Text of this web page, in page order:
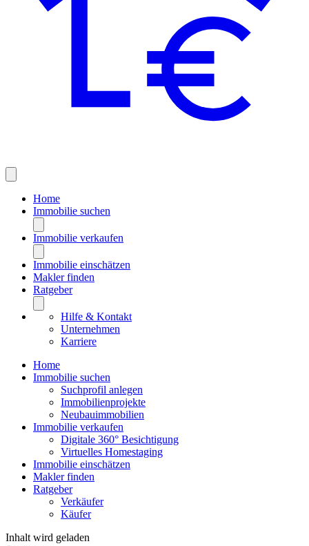
Home
Immobilie suchen
Immobilie verkaufen
Immobilie einschätzen
Makler finden
Ratgeber
Hilfe & Kontakt
Unternehmen
Karriere
Home
Immobilie suchen
Suchprofil anlegen
Immobilienprojekte
Neubauimmobilien
Immobilie verkaufen
Digitale 360° Besichtigung
Virtuelles Homestaging
Immobilie einschätzen
Makler finden
Ratgeber
Verkäufer
Käufer
Inhalt wird geladen